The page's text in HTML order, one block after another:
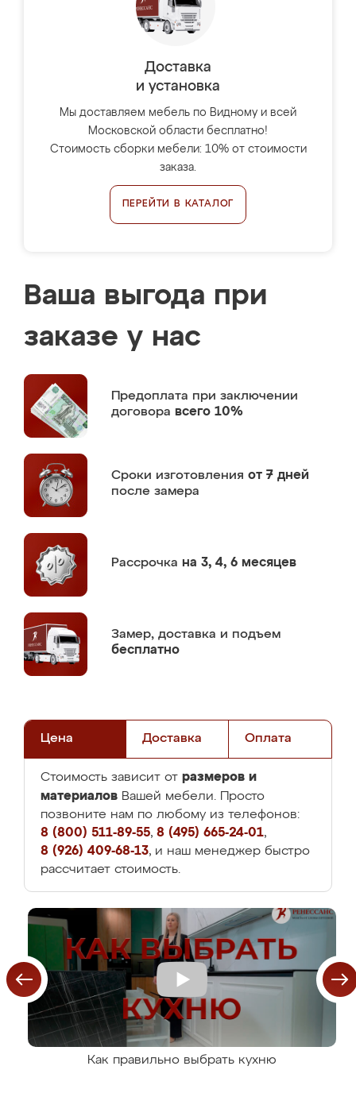
Доставка
и установка
Мы доставляем мебель по Видному и всей
Московской области бесплатно!
Стоимость сборки мебели: 10% от стоимости
заказа.
ПЕРЕЙТИ В КАТАЛОГ
Ваша выгода при
заказе у нас
Предоплата при заключении
договора всего 10%
Сроки изготовления от 7 дней
после замера
Рассрочка на 3, 4, 6 месяцев
Замер, доставка и подъем
бесплатно
Цена Доставка Оплата
Стоимость зависит от размеров и
материалов Вашей мебели. Просто
позвоните нам по любому из телефонов:
8 (800) 511-89-55, 8 (495) 665-24-01,
8 (926) 409-68-13, и наш менеджер быстро
рассчитает стоимость.
Как правильно выбрать кухню